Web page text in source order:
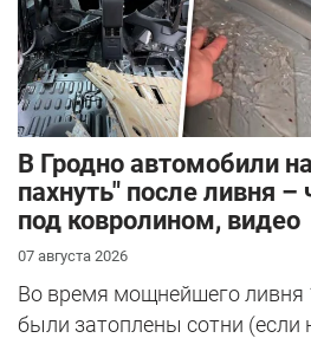
В Гродно автомобили
пахнуть" после ливня –
под ковролином, видео
07 августа 2026
Во время мощнейшего ливня
были затоплены сотни (если